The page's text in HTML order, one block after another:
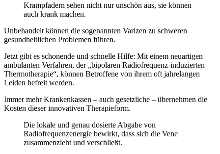
Krampfadern sehen nicht nur unschön aus, sie können
auch krank machen.
Unbehandelt können die sogenannten Varizen zu schweren
gesundheitlichen Problemen führen.
Jetzt gibt es schonende und schnelle Hilfe: Mit einem neuartigen
ambulanten Verfahren, der „bipolaren Radiofrequenz-induzierten
Thermotherapie“, können Betroffene von ihrem oft jahrelangen
Leiden befreit werden.
Immer mehr Krankenkassen – auch gesetzliche – übernehmen die
Kosten dieser innovativen Therapieform.
Die lokale und genau dosierte Abgabe von
Radiofrequenzenergie bewirkt, dass sich die Vene
zusammenzieht und verschließt.